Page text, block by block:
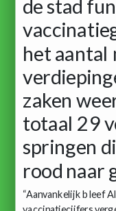
de stad
het aantal
zaken
totaal 29
springen
rood naar
“Aanvankelijk bleef